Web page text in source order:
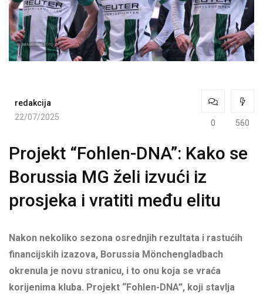
redakcija
22/07/2025
0 560
Projekt “Fohlen-DNA”: Kako se
Borussia MG želi izvući iz
prosjeka i vratiti među elitu
Nakon nekoliko sezona osrednjih rezultata i rastućih
financijskih izazova, Borussia Mönchengladbach
okrenula je novu stranicu, i to onu koja se vraća
korijenima kluba. Projekt “Fohlen-DNA”, koji stavlja